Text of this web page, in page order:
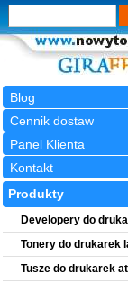
Blog
Cennik dostaw
Panel Klienta
Kontakt
Wyszukiwarka
szukaj
Produkty
Developery do
Tonery do drukarek
Tusze do drukarek